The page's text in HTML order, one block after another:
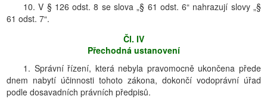
10. V § 126 odst. 8 se slova „§ 61 odst. 6“ nahrazují slovy „§
61 odst. 7“.
Čl. IV
Přechodná ustanovení
1. Správní řízení, která nebyla pravomocně ukončena přede
dnem nabytí účinnosti tohoto zákona, dokončí vodoprávní úřad
podle dosavadních právních předpisů.